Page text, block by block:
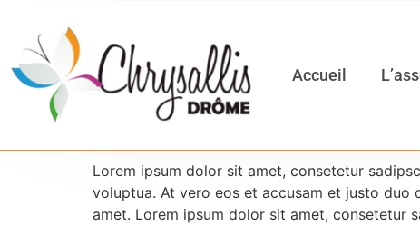
Accueil
Lorem ipsum dolor sit amet, consetetur
voluptua. At vero eos et accusam et justo duo
amet. Lorem ipsum dolor sit amet, consetetur